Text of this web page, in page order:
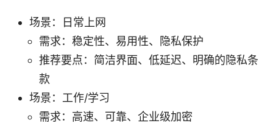
场景：日常上网
需求：稳定性、易用性、隐私保护
推荐要点：简洁界面、低延迟、明确的隐私条
款
场景：工作/学习
需求：高速、可靠、企业级加密